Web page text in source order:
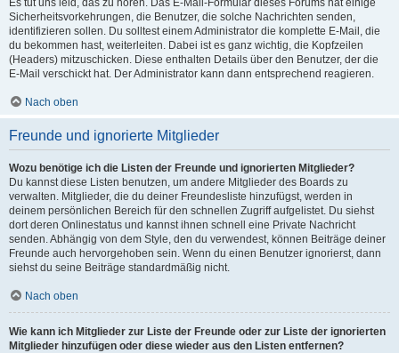
Es tut uns leid, das zu hören. Das E-Mail-Formular dieses Forums hat einige
Sicherheitsvorkehrungen, die Benutzer, die solche Nachrichten senden,
identifizieren sollen. Du solltest einem Administrator die komplette E-Mail, die
du bekommen hast, weiterleiten. Dabei ist es ganz wichtig, die Kopfzeilen
(Headers) mitzuschicken. Diese enthalten Details über den Benutzer, der die
E-Mail verschickt hat. Der Administrator kann dann entsprechend reagieren.
Nach oben
Freunde und ignorierte Mitglieder
Wozu benötige ich die Listen der Freunde und ignorierten Mitglieder?
Du kannst diese Listen benutzen, um andere Mitglieder des Boards zu
verwalten. Mitglieder, die du deiner Freundesliste hinzufügst, werden in
deinem persönlichen Bereich für den schnellen Zugriff aufgelistet. Du siehst
dort deren Onlinestatus und kannst ihnen schnell eine Private Nachricht
senden. Abhängig von dem Style, den du verwendest, können Beiträge deiner
Freunde auch hervorgehoben sein. Wenn du einen Benutzer ignorierst, dann
siehst du seine Beiträge standardmäßig nicht.
Nach oben
Wie kann ich Mitglieder zur Liste der Freunde oder zur Liste der ignorierten
Mitglieder hinzufügen oder diese wieder aus den Listen entfernen?